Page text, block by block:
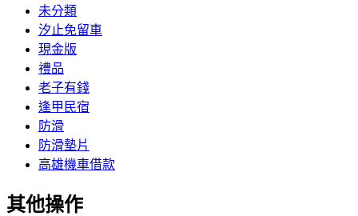
未分類
汐止免留車
現金版
禮品
老子有錢
逢甲民宿
防滑
防滑墊片
高雄機車借款
其他操作